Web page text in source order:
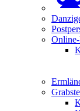
Online-